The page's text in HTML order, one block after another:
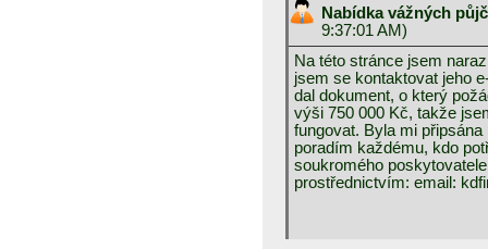
Nabídka vážných
9:37:01 AM)
Na této stránce jsem
jsem se kontaktovat jeho
dal dokument, o který
výši 750 000 Kč, takže
fungovat. Byla mi
poradím každému, kdo
soukromého
prostřednictvím: email: